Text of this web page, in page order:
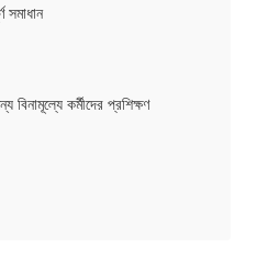
বিনামূল্যে কর্মীদের প্রশিক্ষণ